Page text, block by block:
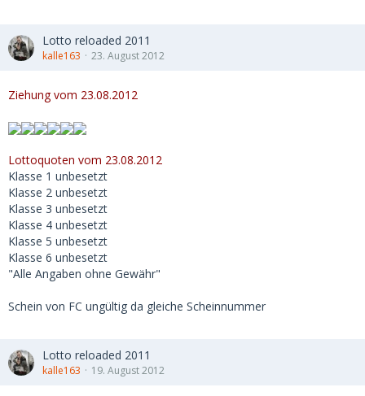
Lotto reloaded 2011
kalle163 23. August 2012
Ziehung vom 23.08.2012
Lottoquoten vom 23.08.2012
Klasse 1 unbesetzt
Klasse 2 unbesetzt
Klasse 3 unbesetzt
Klasse 4 unbesetzt
Klasse 5 unbesetzt
Klasse 6 unbesetzt
"Alle Angaben ohne Gewähr"
Schein von FC ungültig da gleiche Scheinnummer
Lotto reloaded 2011
kalle163 19. August 2012